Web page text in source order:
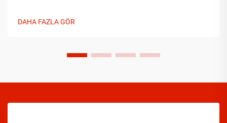
ölçüde hızlandırabilir...
DAHA FAZLA GÖR